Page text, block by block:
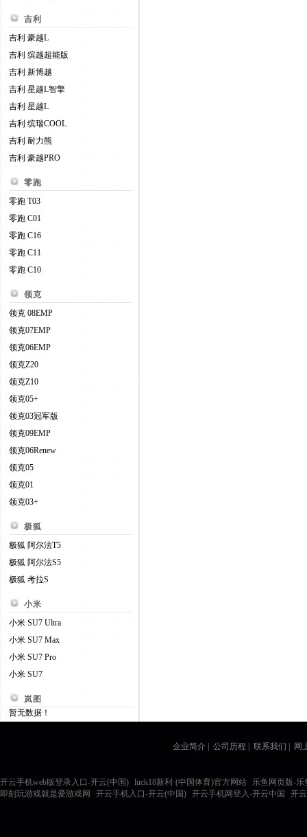
吉利
吉利 豪越L
吉利 缤越超能版
吉利 新博越
吉利 星越L智擎
吉利 星越L
吉利 缤瑞COOL
吉利 耐力熊
吉利 豪越PRO
零跑
零跑 T03
零跑 C01
零跑 C16
零跑 C11
零跑 C10
领克
领克 08EMP
领克07EMP
领克06EMP
领克Z20
领克Z10
领克05+
领克03冠军版
领克09EMP
领克06Renew
领克05
领克01
领克03+
极狐
极狐 阿尔法T5
极狐 阿尔法S5
极狐 考拉S
小米
小米 SU7 Ultra
小米 SU7 Max
小米 SU7 Pro
小米 SU7
岚图
暂无数据！
企业简介 | 公司历程 | 联系我们 |
开云手机web版登录入口-开云(中国) luck18新利·(中国体育)官方网站
乐鱼网页版-乐
即刻玩游戏就是爱游戏网
开云手机入口-开云(中国) 开云手机网登入-开云中国 开